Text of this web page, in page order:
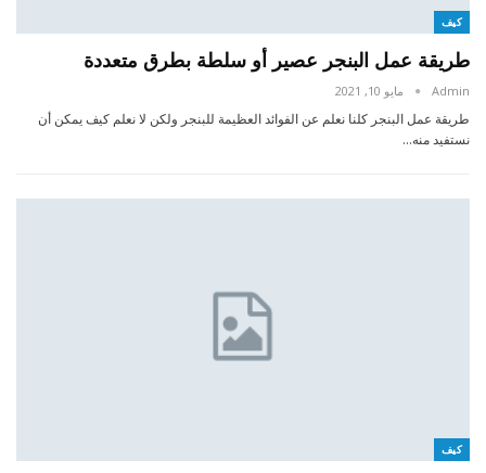
كيف
طريقة عمل البنجر عصير أو سلطة بطرق متعددة
Admin مايو 10, 2021
طريقة عمل البنجر كلنا نعلم عن الفوائد العظيمة للبنجر ولكن لا نعلم كيف يمكن أن
نستفيد منه…
كيف